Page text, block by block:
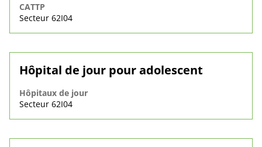
CATTP
Secteur 62I04
Hôpital de jour pour adolescent
Hôpitaux de jour
Secteur 62I04